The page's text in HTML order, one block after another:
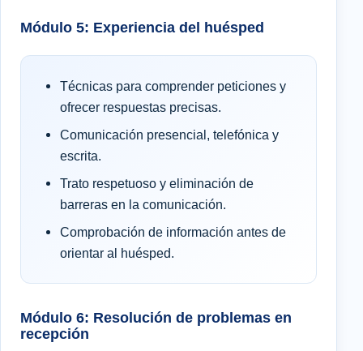
Módulo 5: Experiencia del huésped
Técnicas para comprender peticiones y
ofrecer respuestas precisas.
Comunicación presencial, telefónica y
escrita.
Trato respetuoso y eliminación de
barreras en la comunicación.
Comprobación de información antes de
orientar al huésped.
Módulo 6: Resolución de problemas en
recepción